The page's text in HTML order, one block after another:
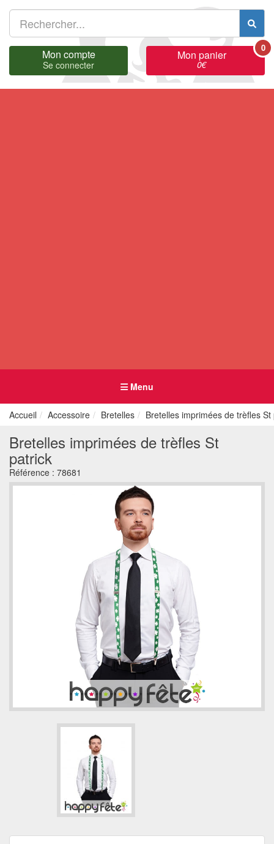
Mon compte
Se connecter
Mon panier
0€
0
Menu
Accueil Accessoire Bretelles Bretelles imprimées de trèfles St
Bretelles imprimées de trèfles St
patrick
Référence : 78681